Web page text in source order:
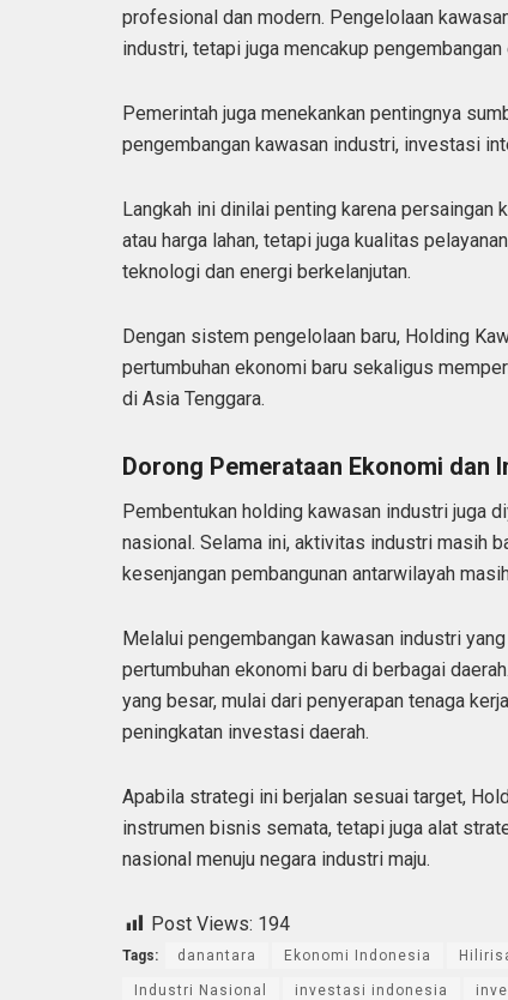
profesional dan modern. Pengelolaan
industri, tetapi juga mencakup
Pemerintah juga menekankan pentingnya
pengembangan kawasan industri, investasi
Langkah ini dinilai penting karena
atau harga lahan, tetapi juga kualitas
teknologi dan energi berkelanjutan.
Dengan sistem pengelolaan baru, Holding
pertumbuhan ekonomi baru sekaligus
di Asia Tenggara.
Dorong Pemerataan Ekonomi dan
Pembentukan holding kawasan industri juga
nasional. Selama ini, aktivitas industri masih
kesenjangan pembangunan antarwilayah
Melalui pengembangan kawasan industri
pertumbuhan ekonomi baru di berbagai
yang besar, mulai dari penyerapan tenaga
peningkatan investasi daerah.
Apabila strategi ini berjalan sesuai target,
instrumen bisnis semata, tetapi juga alat
nasional menuju negara industri maju.
Post Views: 194
Tags: danantara Ekonomi Indonesia
Industri Nasional investasi indonesia